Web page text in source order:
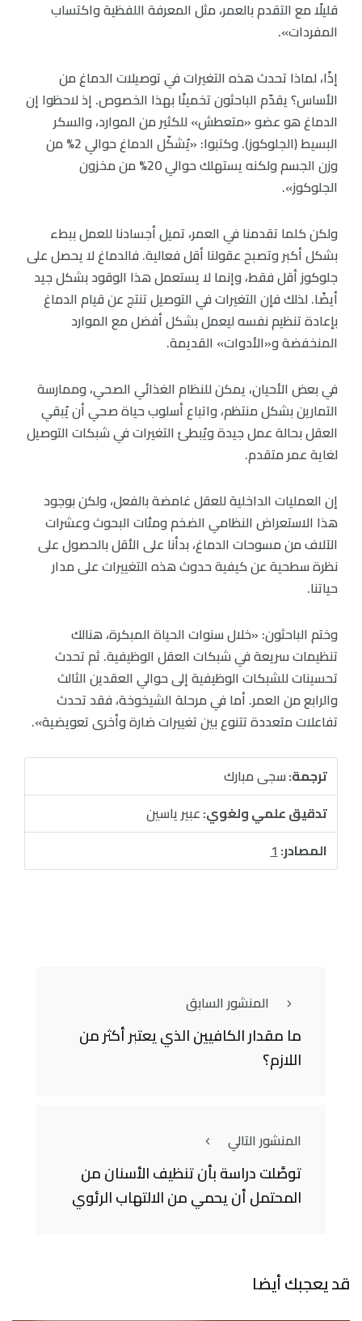
قليلًا مع التقدم بالعمر، مثل المعرفة اللفظية واكتساب
المفردات».
إذًا، لماذا تحدث هذه التغيرات في توصيلات الدماغ من
الأساس؟ يقدّم الباحثون تخمينًا بهذا الخصوص. إذ لاحظوا إن
الدماغ هو عضو «متعطش» للكثير من الموارد، والسكر
البسيط (الجلوكوز). وكتبوا: «يُشكّل الدماغ حوالي 2% من
وزن الجسم ولكنه يستهلك حوالي 20% من مخزون
الجلوكوز».
ولكن كلما تقدمنا في العمر، تميل أجسادنا للعمل ببطء
بشكل أكبر وتصبح عقولنا أقل فعالية. فالدماغ لا يحصل على
جلوكوز أقل فقط، وإنما لا يستعمل هذا الوقود بشكل جيد
أيضًا. لذلك فإن التغيرات في التوصيل تنتج عن قيام الدماغ
بإعادة تنظيم نفسه ليعمل بشكل أفضل مع الموارد
المنخفضة و«الأدوات» القديمة.
في بعض الأحيان، يمكن للنظام الغذائي الصحي، وممارسة
التمارين بشكل منتظم، واتباع أسلوب حياة صحي أن يُبقي
العقل بحالة عمل جيدة ويُبطئ التغيرات في شبكات التوصيل
لغاية عمر متقدم.
إن العمليات الداخلية للعقل غامضة بالفعل، ولكن بوجود
هذا الاستعراض النظامي الضخم ومئات البحوث وعشرات
الآلاف من مسوحات الدماغ، بدأنا على الأقل بالحصول على
نظرة سطحية عن كيفية حدوث هذه التغييرات على مدار
حياتنا.
وختم الباحثون: «خلال سنوات الحياة المبكرة، هنالك
تنظيمات سريعة في شبكات العقل الوظيفية. ثم تحدث
تحسينات للشبكات الوظيفية إلى حوالي العقدين الثالث
والرابع من العمر. أما في مرحلة الشيخوخة، فقد تحدث
تفاعلات متعددة تتنوع بين تغييرات ضارة وأخرى تعويضية».
ترجمة:سجى مبارك
تدقيق علمي ولغوي:عبير ياسين
المصادر:1
المنشور السابق
ما مقدار الكافيين الذي يعتبر أكثر من
اللازم؟
المنشور التالي
توصَّلت دراسة بأن تنظيف الأسنان من
المحتمل أن يحمي من الالتهاب الرئوي
قد يعجبك أيضا